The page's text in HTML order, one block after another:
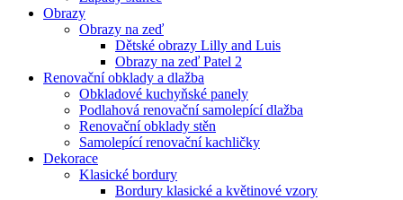
Obrazy
Obrazy na zeď
Dětské obrazy Lilly and Luis
Obrazy na zeď Patel 2
Renovační obklady a dlažba
Obkladové kuchyňské panely
Podlahová renovační samolepící dlažba
Renovační obklady stěn
Samolepící renovační kachličky
Dekorace
Klasické bordury
Bordury klasické a květinové vzory